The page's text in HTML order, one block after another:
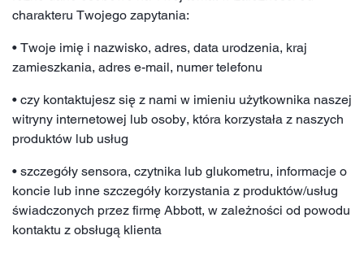
charakteru Twojego zapytania:
• Twoje imię i nazwisko, adres, data urodzenia, kraj
zamieszkania, adres e-mail, numer telefonu
• czy kontaktujesz się z nami w imieniu użytkownika naszej
witryny internetowej lub osoby, która korzystała z naszych
produktów lub usług
• szczegóły sensora, czytnika lub glukometru, informacje o
koncie lub inne szczegóły korzystania z produktów/usług
świadczonych przez firmę Abbott, w zależności od powodu
kontaktu z obsługą klienta